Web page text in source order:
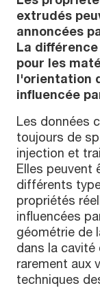
extrudés
annoncées
La
pour les
l'orientation
influencée
Les données
toujours de
injection et
Elles peuvent
différents
propriétés
influencées
géométrie de
dans la cavité
rarement aux
techniques